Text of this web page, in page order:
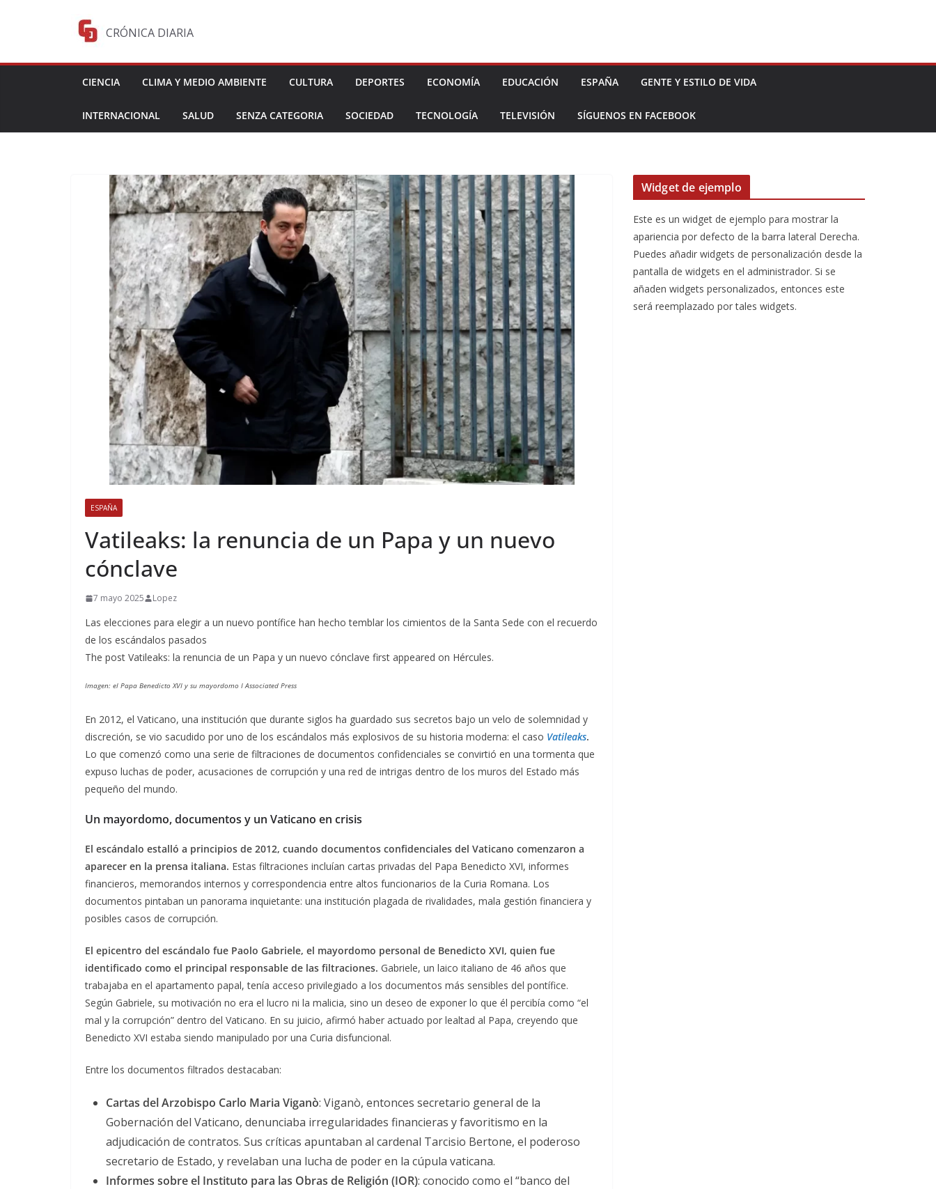
CRÓNICA DIARIA
CIENCIA CLIMA Y MEDIO AMBIENTE CULTURA DEPORTES ECONOMÍA EDUCACIÓN ESPAÑA GENTE Y ESTILO DE VIDA
INTERNACIONAL SALUD SENZA CATEGORIA SOCIEDAD TECNOLOGÍA TELEVISIÓN SÍGUENOS EN FACEBOOK
ESPAÑA
Vatileaks: la renuncia de un Papa y un nuevo
cónclave
7 mayo 2025 Lopez
Las elecciones para elegir a un nuevo pontífice han hecho temblar los cimientos de la Santa Sede con el recuerdo
de los escándalos pasados
The post Vatileaks: la renuncia de un Papa y un nuevo cónclave first appeared on Hércules.
Imagen: el Papa Benedicto XVI y su mayordomo I Associated Press
En 2012, el Vaticano, una institución que durante siglos ha guardado sus secretos bajo un velo de solemnidad y
discreción, se vio sacudido por uno de los escándalos más explosivos de su historia moderna: el caso Vatileaks.
Lo que comenzó como una serie de filtraciones de documentos confidenciales se convirtió en una tormenta que
expuso luchas de poder, acusaciones de corrupción y una red de intrigas dentro de los muros del Estado más
pequeño del mundo.
Un mayordomo, documentos y un Vaticano en crisis
El escándalo estalló a principios de 2012, cuando documentos confidenciales del Vaticano comenzaron a
aparecer en la prensa italiana. Estas filtraciones incluían cartas privadas del Papa Benedicto XVI, informes
financieros, memorandos internos y correspondencia entre altos funcionarios de la Curia Romana. Los
documentos pintaban un panorama inquietante: una institución plagada de rivalidades, mala gestión financiera y
posibles casos de corrupción.
El epicentro del escándalo fue Paolo Gabriele, el mayordomo personal de Benedicto XVI, quien fue
identificado como el principal responsable de las filtraciones. Gabriele, un laico italiano de 46 años que
trabajaba en el apartamento papal, tenía acceso privilegiado a los documentos más sensibles del pontífice.
Según Gabriele, su motivación no era el lucro ni la malicia, sino un deseo de exponer lo que él percibía como “el
mal y la corrupción” dentro del Vaticano. En su juicio, afirmó haber actuado por lealtad al Papa, creyendo que
Benedicto XVI estaba siendo manipulado por una Curia disfuncional.
Entre los documentos filtrados destacaban:
Cartas del Arzobispo Carlo Maria Viganò: Viganò, entonces secretario general de la
Gobernación del Vaticano, denunciaba irregularidades financieras y favoritismo en la
adjudicación de contratos. Sus críticas apuntaban al cardenal Tarcisio Bertone, el poderoso
secretario de Estado, y revelaban una lucha de poder en la cúpula vaticana.
Informes sobre el Instituto para las Obras de Religión (IOR): conocido como el “banco del
Widget de ejemplo
Este es un widget de ejemplo para mostrar la
apariencia por defecto de la barra lateral Derecha.
Puedes añadir widgets de personalización desde la
pantalla de widgets en el administrador. Si se
añaden widgets personalizados, entonces este
será reemplazado por tales widgets.